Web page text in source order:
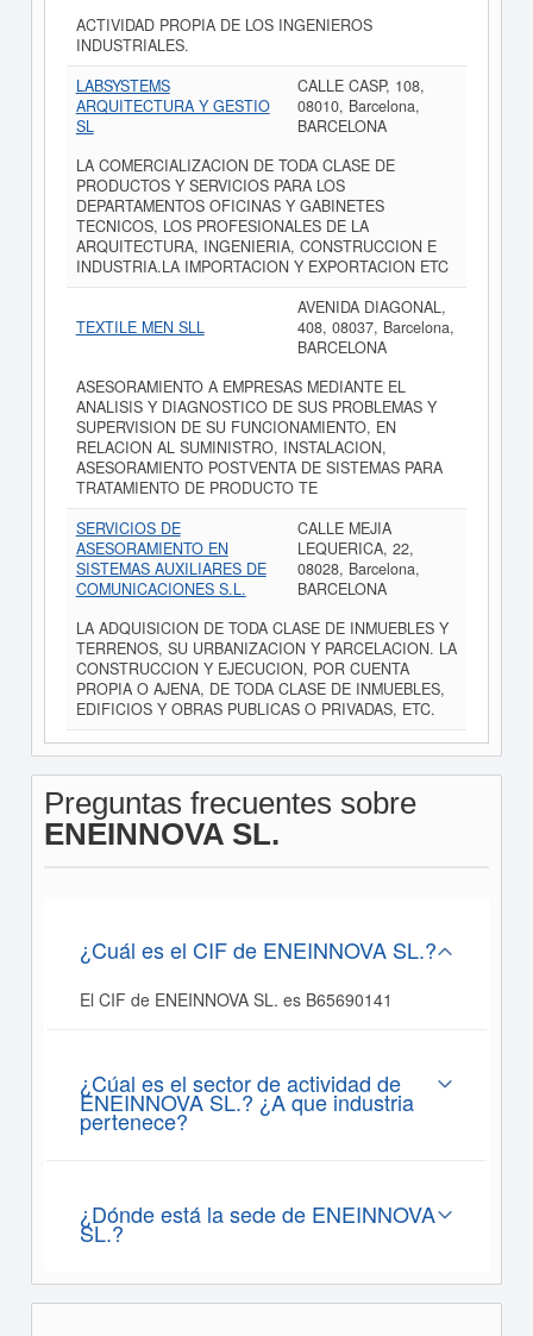
ACTIVIDAD PROPIA DE LOS INGENIEROS
INDUSTRIALES.
LABSYSTEMS
ARQUITECTURA Y GESTIO
SL
CALLE CASP, 108,
08010, Barcelona,
BARCELONA
LA COMERCIALIZACION DE TODA CLASE DE
PRODUCTOS Y SERVICIOS PARA LOS
DEPARTAMENTOS OFICINAS Y GABINETES
TECNICOS, LOS PROFESIONALES DE LA
ARQUITECTURA, INGENIERIA, CONSTRUCCION E
INDUSTRIA.LA IMPORTACION Y EXPORTACION ETC
TEXTILE MEN SLL
AVENIDA DIAGONAL,
408, 08037, Barcelona,
BARCELONA
ASESORAMIENTO A EMPRESAS MEDIANTE EL
ANALISIS Y DIAGNOSTICO DE SUS PROBLEMAS Y
SUPERVISION DE SU FUNCIONAMIENTO, EN
RELACION AL SUMINISTRO, INSTALACION,
ASESORAMIENTO POSTVENTA DE SISTEMAS PARA
TRATAMIENTO DE PRODUCTO TE
SERVICIOS DE
ASESORAMIENTO EN
SISTEMAS AUXILIARES DE
COMUNICACIONES S.L.
CALLE MEJIA
LEQUERICA, 22,
08028, Barcelona,
BARCELONA
LA ADQUISICION DE TODA CLASE DE INMUEBLES Y
TERRENOS, SU URBANIZACION Y PARCELACION. LA
CONSTRUCCION Y EJECUCION, POR CUENTA
PROPIA O AJENA, DE TODA CLASE DE INMUEBLES,
EDIFICIOS Y OBRAS PUBLICAS O PRIVADAS, ETC.
Preguntas frecuentes sobre
ENEINNOVA SL.
¿Cuál es el CIF de ENEINNOVA SL.?
El CIF de ENEINNOVA SL. es B65690141
¿Cúal es el sector de actividad de
ENEINNOVA SL.? ¿A que industria
pertenece?
¿Dónde está la sede de ENEINNOVA
SL.?